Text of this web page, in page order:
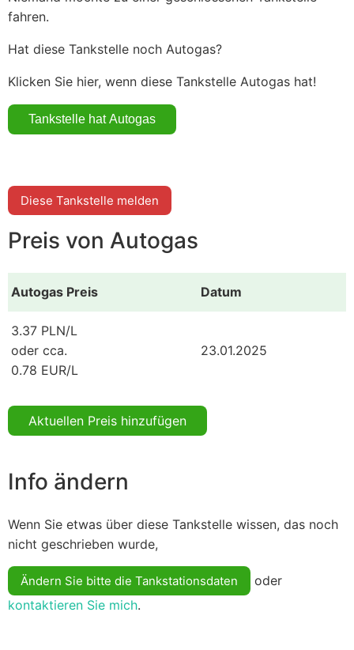
fahren.
Hat diese Tankstelle noch Autogas?
Klicken Sie hier, wenn diese Tankstelle Autogas hat!
Diese Tankstelle melden
Preis von Autogas
Autogas Preis Datum
3.37 PLN/L
oder cca.
0.78 EUR/L
23.01.2025
Aktuellen Preis hinzufügen
Info ändern
Wenn Sie etwas über diese Tankstelle wissen, das noch
nicht geschrieben wurde,
Ändern Sie bitte die Tankstationsdaten
oder
kontaktieren Sie mich.